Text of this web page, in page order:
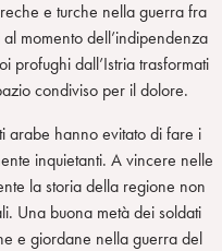
e turche nella guerra fra
momento dell’indipendenza
profughi dall’Istria trasformati
condiviso per il dolore.
arabe hanno evitato di fare i
inquietanti. A vincere nelle
la storia della regione non
Una buona metà dei soldati
e giordane nella guerra del